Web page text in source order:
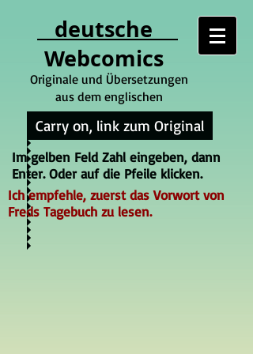
deutsche
Webcomics
Originale und Übersetzungen
aus dem englischen
Carry on, link zum Original
Im gelben Feld Zahl eingeben, dann
Enter. Oder auf die Pfeile klicken.
Ich empfehle, zuerst das Vorwort von
Freds Tagebuch zu lesen.